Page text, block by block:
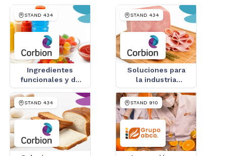
STAND 434
Ingredientes
funcionales y de
especialidad para
alimentos y
bebidas
STAND 434
Soluciones para
la industria
cárnica -
Conservadores
STAND 434 STAND 910